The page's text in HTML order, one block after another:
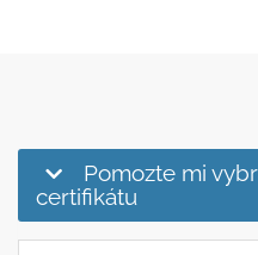
Pomozte mi
certifikátu